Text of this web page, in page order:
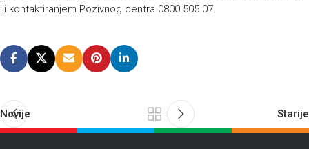
ili kontaktiranjem Pozivnog centra 0800 505 07.
Novije Starije